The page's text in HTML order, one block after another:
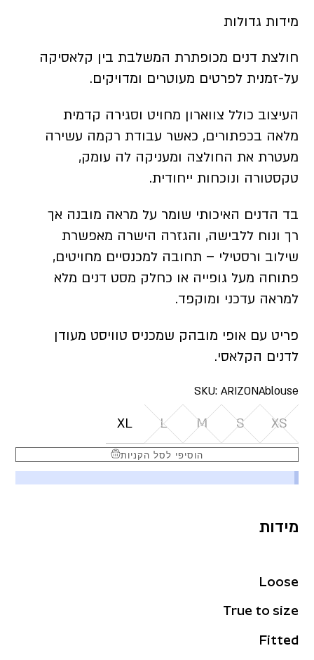
מידות גדולות
חולצת דנים מכופתרת המשלבת בין קלאסיקה
על-זמנית לפרטים מעוטרים ומדויקים.
העיצוב כולל צווארון מחויט וסגירה קדמית
מלאה בכפתורים, כאשר עבודת רקמה עשירה
מעטרת את החולצה ומעניקה לה עומק,
טקסטורה ונוכחות ייחודית.
בד הדנים האיכותי שומר על מראה מובנה אך
רך ונוח ללבישה, והגזרה הישרה מאפשרת
שילוב ורסטילי – תחובה למכנסיים מחויטים,
פתוחה מעל גופייה או כחלק מסט דנים מלא
למראה עדכני ומוקפד.
פריט עם אופי מובהק שמכניס טוויסט מעודן
לדנים הקלאסי.
SKU: ARIZONAblouse
XS
S
M
L
XL
הוסיפי לסל הקניות
מידות
Loose
True to size
Fitted